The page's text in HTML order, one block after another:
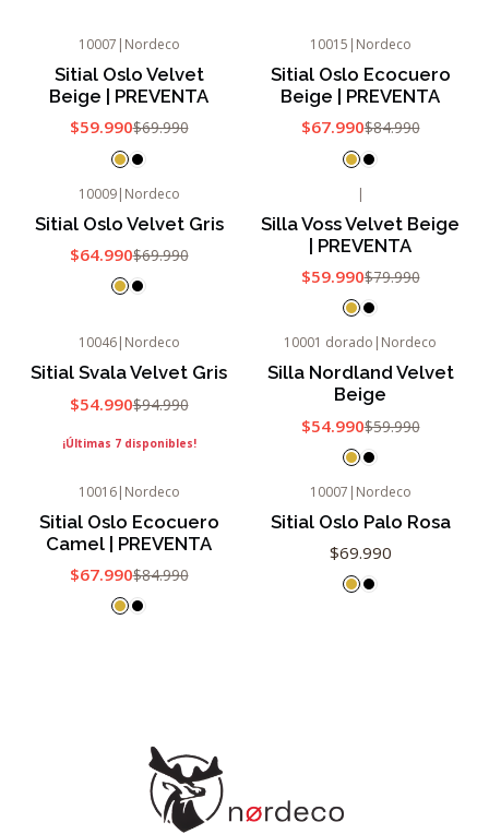
10007 | Nordeco
Sitial Oslo Velvet
Beige | PREVENTA
$59.990$69.990
10015 | Nordeco
Sitial Oslo Ecocuero
Beige | PREVENTA
$67.990$84.990
10009| Nordeco
Sitial Oslo Velvet Gris
$64.990$69.990
|
Silla Voss Velvet Beige
| PREVENTA
$59.990$79.990
10046| Nordeco
Sitial Svala Velvet Gris
$54.990$94.990
¡Últimas 7 disponibles!
10001 dorado | Nordeco
Silla Nordland Velvet
Beige
$54.990$59.990
10016| Nordeco
Sitial Oslo Ecocuero
Camel | PREVENTA
$67.990$84.990
10007 | Nordeco
Sitial Oslo Palo Rosa
$69.990